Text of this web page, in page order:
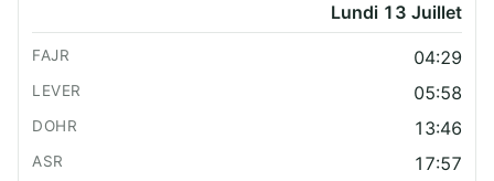
Lundi 13 Juillet
04:29
05:58
13:46
17:57